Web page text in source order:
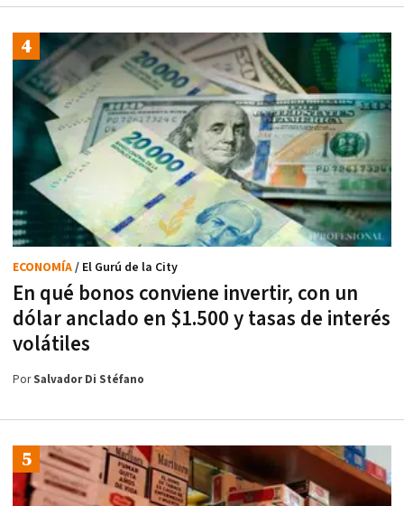
En qué bonos conviene invertir, con un
dólar anclado en $1.500 y tasas de interés
volátiles
ECONOMÍA/ El Gurú de la City
PorSalvador Di Stéfano